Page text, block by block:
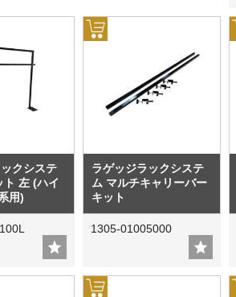
クシステ
ト 左 (ハイ
用)
ラゲッジラックシステ
ム マルチキャリーバー
キット
1305-01005000